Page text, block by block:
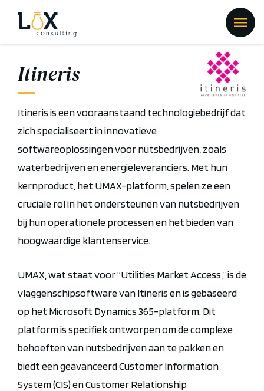
Itineris
Itineris is een vooraanstaand technologiebedrijf dat
zich specialiseert in innovatieve
softwareoplossingen voor nutsbedrijven, zoals
waterbedrijven en energieleveranciers. Met hun
kernproduct, het UMAX-platform, spelen ze een
cruciale rol in het ondersteunen van nutsbedrijven
bij hun operationele processen en het bieden van
hoogwaardige klantenservice.
UMAX, wat staat voor “Utilities Market Access,” is de
vlaggenschipsoftware van Itineris en is gebaseerd
op het Microsoft Dynamics 365-platform. Dit
platform is specifiek ontworpen om de complexe
behoeften van nutsbedrijven aan te pakken en
biedt een geavanceerd Customer Information
System (CIS) en Customer Relationship